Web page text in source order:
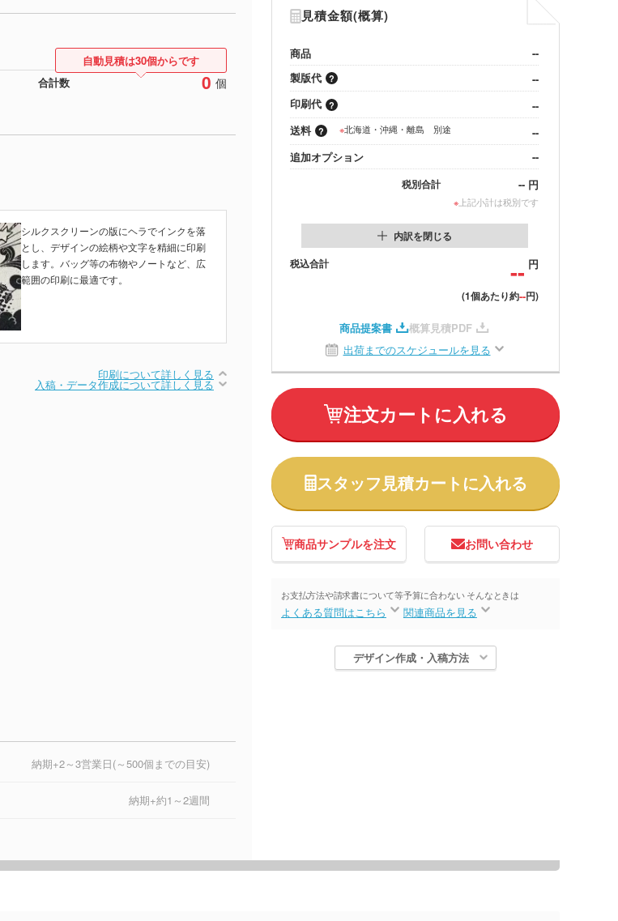
合計数 0 個
自動見積は30個からです
シルクスクリーンの版にヘラでインクを落
とし、デザインの絵柄や文字を精細に印刷
します。バッグ等の布物やノートなど、広
範囲の印刷に最適です。
印刷について詳しく見る
入稿・データ作成について詳しく見る
納期+2～3営業日(～500個までの目安)
納期+約1～2週間
見積金額(概算)
商品
--
製版代
--
印刷代
--
送料
※北海道・沖縄・離島 別途
--
追加オプション
--
税別合計 -- 円
※ 上記小計は税別です
内訳を閉じる
税込合計
-- 円
(1個あたり約--円)
商品提案書
概算見積PDF
出荷までのスケジュールを見る
注文カートに入れる
スタッフ見積カートに入れる
商品サンプルを注文 お問い合わせ
お支払方法や請求書について等
よくある質問はこちら
予算に合わない そんなときは
関連商品を見る
デザイン作成・入稿方法